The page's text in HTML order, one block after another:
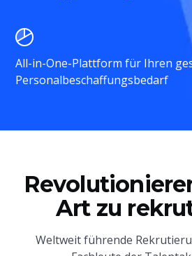
All-in-One-Plattform für Ihren
Personalbeschaffungsbedarf
Art zu
Weltweit führende